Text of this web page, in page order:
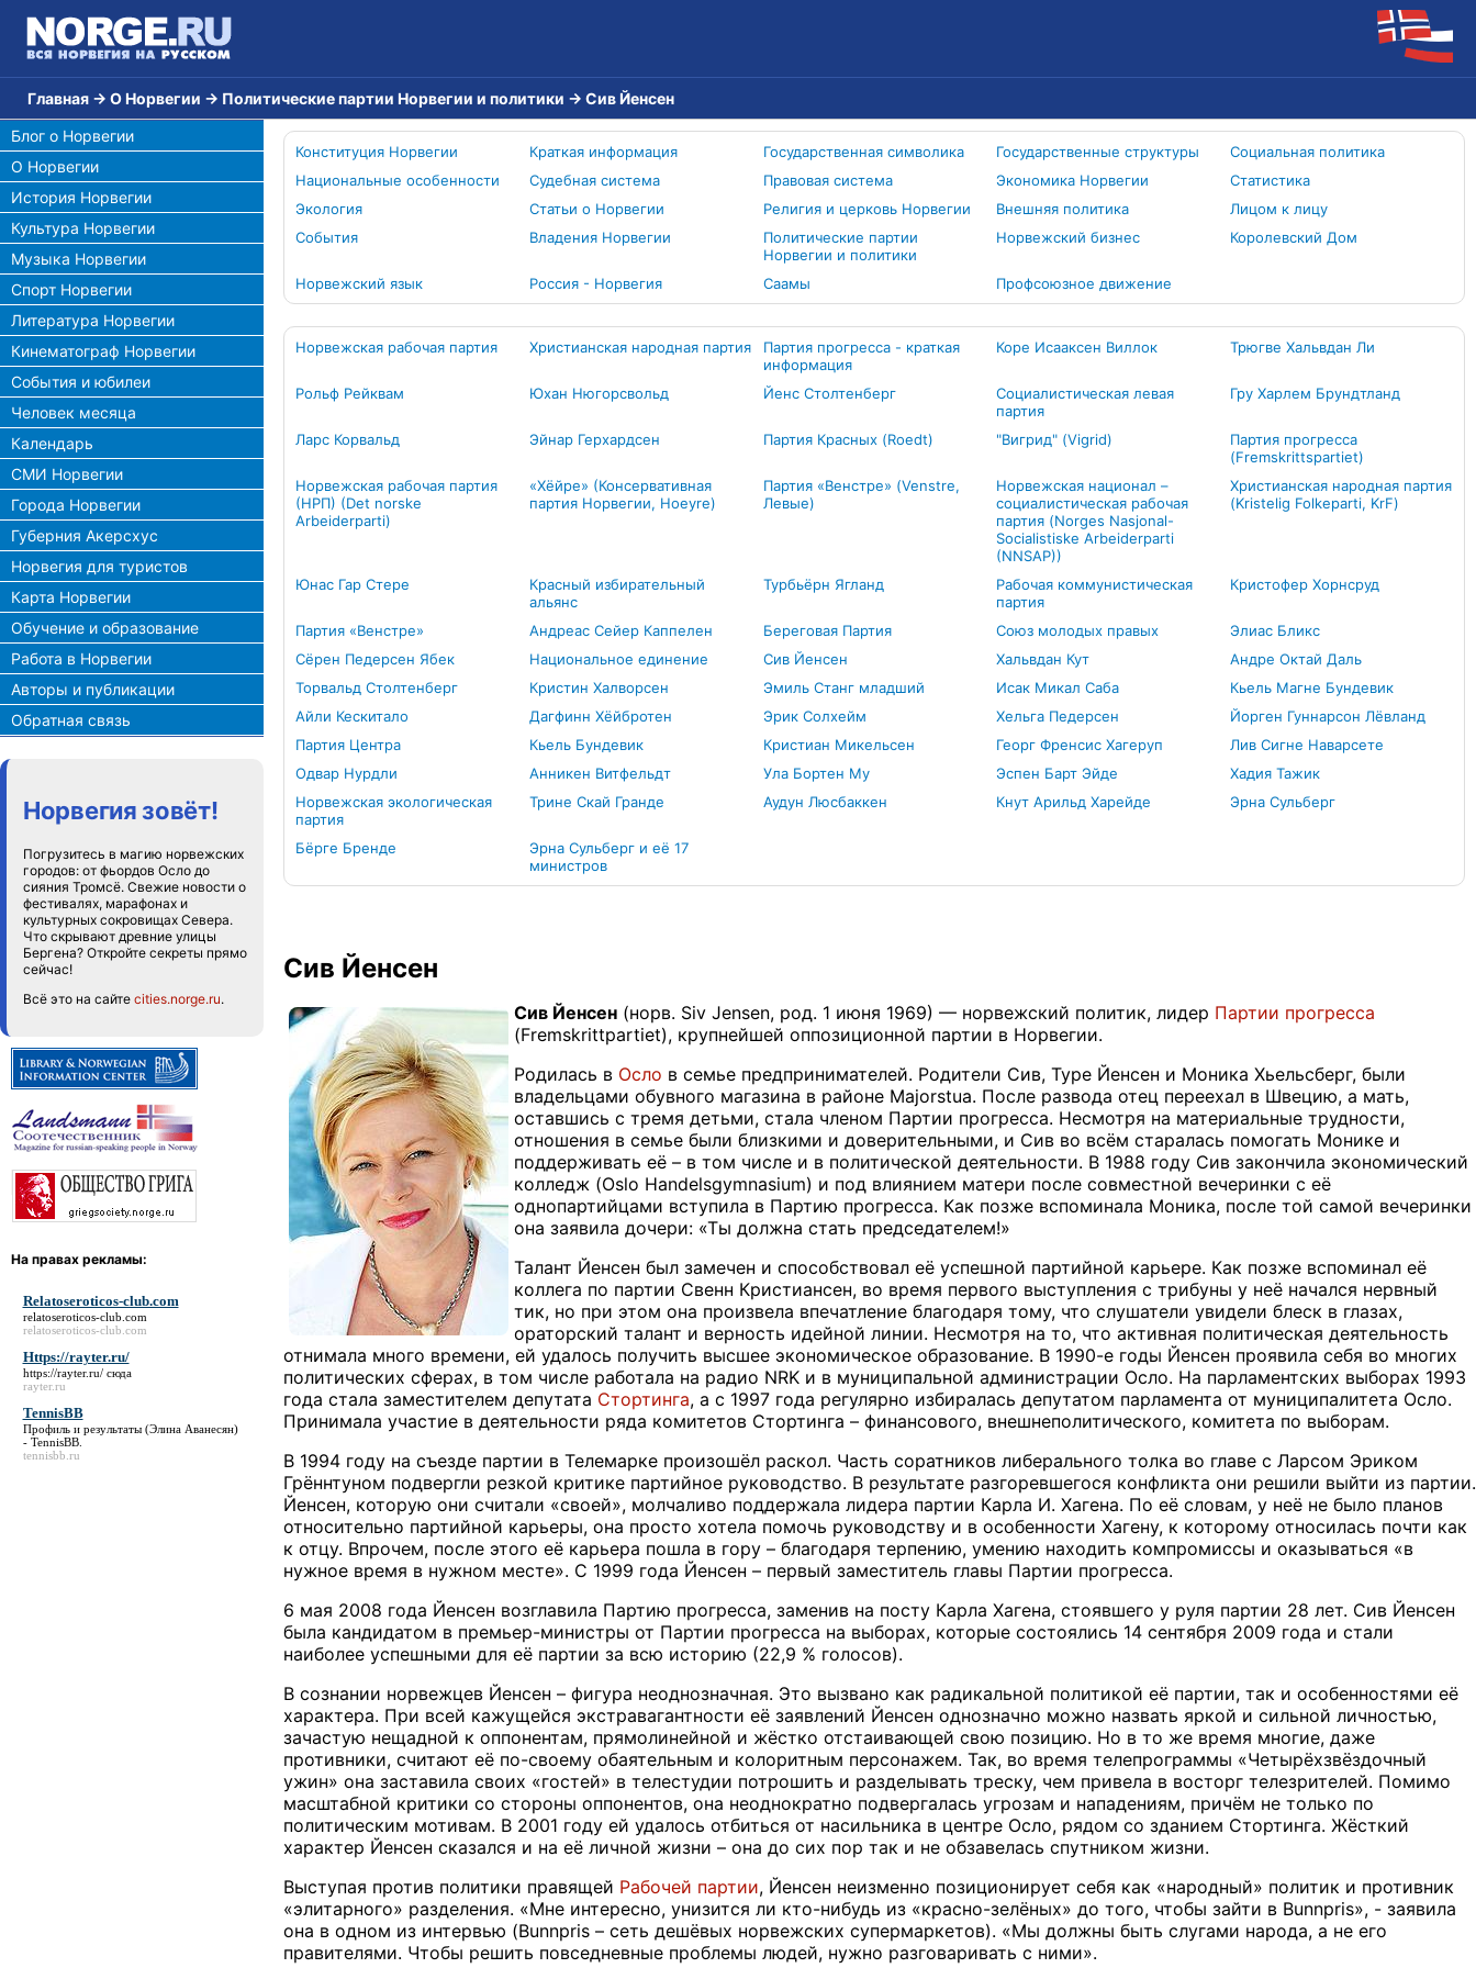
Главная → О Норвегии → Политические партии Норвегии и политики → Сив Йенсен
Блог о Норвегии
О Норвегии
История Норвегии
Культура Норвегии
Музыка Норвегии
Спорт Норвегии
Литература Норвегии
Кинематограф Норвегии
События и юбилеи
Человек месяца
Календарь
СМИ Норвегии
Города Норвегии
Губерния Акерсхус
Норвегия для туристов
Карта Норвегии
Обучение и образование
Работа в Норвегии
Авторы и публикации
Обратная связь
Норвегия зовёт!
Погрузитесь в магию норвежских
городов: от фьордов Осло до
сияния Тромсё. Свежие новости о
фестивалях, марафонах и
культурных сокровищах Севера.
Что скрывают древние улицы
Бергена? Откройте секреты прямо
сейчас!
Всё это на сайте cities.norge.ru.
На правах рекламы:
Relatoseroticos-club.com
relatoseroticos-club.com
relatoseroticos-club.com
Https://rayter.ru/
https://rayter.ru/сюда
rayter.ru
TennisBB
Профиль и результаты (Элина Аванесян)
- TennisBB.
tennisbb.ru
Конституция Норвегии Краткая информация Государственная символика Государственные структуры
Социальная политика
Национальные особенности
Судебная система Правовая система Экономика Норвегии
Статистика
Экология
Статьи о Норвегии Религия и церковь Норвегии Внешняя политика
Лицом к лицу
События
Владения Норвегии
Политические партии
Норвегии и политики
Норвежский бизнес Королевский Дом
Норвежский язык Россия - Норвегия Cаамы Профсоюзное движение
Норвежская рабочая партия Христианская народная партия
Партия прогресса - краткая
информация
Коре Исааксен Виллок Трюгве Хальвдан Ли
Рольф Рейквам Юхан Нюгорсвольд Йенс Столтенберг
Социалистическая левая
партия
Гру Харлем Брундтланд
Ларс Корвальд Эйнар Герхардсен Партия Красных (Roedt) "Вигрид" (Vigrid)
Партия прогресса
(Fremskrittspartiet)
Норвежская рабочая партия
(НРП) (Det norske
Arbeiderparti)
«Хёйре» (Консервативная
партия Норвегии, Hoeyre)
Партия «Венстре» (Venstre,
Левые)
Норвежская национал –
социалистическая рабочая
партия (Norges Nasjonal-
Socialistiske Arbeiderparti
(NNSAP))
Христианская народная партия
(Kristelig Folkeparti, KrF)
Юнас Гар Стере
Красный избирательный
альянс
Турбьёрн Ягланд
Рабочая коммунистическая
партия
Кристофер Хорнсруд
Партия «Венстре» Андреас Сейер Каппелен Береговая Партия Союз молодых правых
Элиас Бликс
Сёрен Педерсен Ябек
Национальное единение Сив Йенсен Хальвдан Кут
Андре Октай Даль
Торвальд Столтенберг
Кристин Халворсен Эмиль Станг младший Исак Микал Саба
Кьель Магне Бундевик
Айли Кескитало
Дагфинн Хёйбротен Эрик Солхейм Хельга Педерсен
Йорген Гуннарсон Лёвланд
Партия Центра
Кьель Бундевик Кристиан Микельсен Георг Френсис Хагеруп
Лив Сигне Наварсете
Одвар Нурдли
Анникен Витфельдт Ула Бортен Му Эспен Барт Эйде
Хадия Тажик
Норвежская экологическая
партия
Трине Скай Гранде Аудун Люсбаккен Кнут Арильд Харейде Эрна Сульберг
Бёрге Бренде
Эрна Сульберг и её 17
министров
Сив Йенсен
Сив Йенсен (норв. Siv Jensen, род. 1 июня 1969) — норвежский политик, лидер Партии прогресса
(Fremskrittpartiet), крупнейшей оппозиционной партии в Норвегии.
Родилась в Осло в семье предпринимателей. Родители Сив, Туре Йенсен и Моника Хьельсберг, были
владельцами обувного магазина в районе Majorstua. После развода отец переехал в Швецию, а мать,
оставшись с тремя детьми, стала членом Партии прогресса. Несмотря на материальные трудности,
отношения в семье были близкими и доверительными, и Сив во всём старалась помогать Монике и
поддерживать её – в том числе и в политической деятельности. В 1988 году Сив закончила экономический
колледж (Oslo Handelsgymnasium) и под влиянием матери после совместной вечеринки с её
однопартийцами вступила в Партию прогресса. Как позже вспоминала Моника, после той самой вечеринки
она заявила дочери: «Ты должна стать председателем!»
Талант Йенсен был замечен и способствовал её успешной партийной карьере. Как позже вспоминал её
коллега по партии Свенн Кристиансен, во время первого выступления с трибуны у неё начался нервный
тик, но при этом она произвела впечатление благодаря тому, что слушатели увидели блеск в глазах,
ораторский талант и верность идейной линии. Несмотря на то, что активная политическая деятельность
отнимала много времени, ей удалось получить высшее экономическое образование. В 1990-е годы Йенсен проявила себя во многих
политических сферах, в том числе работала на радио NRK и в муниципальной администрации Осло. На парламентских выборах 1993
года стала заместителем депутата Стортинга, а с 1997 года регулярно избиралась депутатом парламента от муниципалитета Осло.
Принимала участие в деятельности ряда комитетов Стортинга – финансового, внешнеполитического, комитета по выборам.
В 1994 году на съезде партии в Телемарке произошёл раскол. Часть соратников либерального толка во главе с Ларсом Эриком
Грённтуном подвергли резкой критике партийное руководство. В результате разгоревшегося конфликта они решили выйти из партии.
Йенсен, которую они считали «своей», молчаливо поддержала лидера партии Карла И. Хагена. По её словам, у неё не было планов
относительно партийной карьеры, она просто хотела помочь руководству и в особенности Хагену, к которому относилась почти как
к отцу. Впрочем, после этого её карьера пошла в гору – благодаря терпению, умению находить компромиссы и оказываться «в
нужное время в нужном месте». С 1999 года Йенсен – первый заместитель главы Партии прогресса.
6 мая 2008 года Йенсен возглавила Партию прогресса, заменив на посту Карла Хагена, стоявшего у руля партии 28 лет. Сив Йенсен
была кандидатом в премьер-министры от Партии прогресса на выборах, которые состоялись 14 сентября 2009 года и стали
наиболее успешными для её партии за всю историю (22,9 % голосов).
В сознании норвежцев Йенсен – фигура неоднозначная. Это вызвано как радикальной политикой её партии, так и особенностями её
характера. При всей кажущейся экстравагантности её заявлений Йенсен однозначно можно назвать яркой и сильной личностью,
зачастую нещадной к оппонентам, прямолинейной и жёстко отстаивающей свою позицию. Но в то же время многие, даже
противники, считают её по-своему обаятельным и колоритным персонажем. Так, во время телепрограммы «Четырёхзвёздочный
ужин» она заставила своих «гостей» в телестудии потрошить и разделывать треску, чем привела в восторг телезрителей. Помимо
масштабной критики со стороны оппонентов, она неоднократно подвергалась угрозам и нападениям, причём не только по
политическим мотивам. В 2001 году ей удалось отбиться от насильника в центре Осло, рядом со зданием Стортинга. Жёсткий
характер Йенсен сказался и на её личной жизни – она до сих пор так и не обзавелась спутником жизни.
Выступая против политики правящей Рабочей партии, Йенсен неизменно позиционирует себя как «народный» политик и противник
«элитарного» разделения. «Мне интересно, унизится ли кто-нибудь из «красно-зелёных» до того, чтобы зайти в Bunnpris», - заявила
она в одном из интервью (Bunnpris – сеть дешёвых норвежских супермаркетов). «Мы должны быть слугами народа, а не его
правителями. Чтобы решить повседневные проблемы людей, нужно разговаривать с ними».